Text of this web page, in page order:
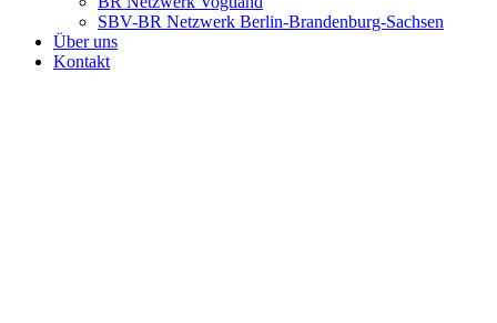
SBV-BR Netzwerk Berlin-Brandenburg-Sachsen
Über uns
Kontakt